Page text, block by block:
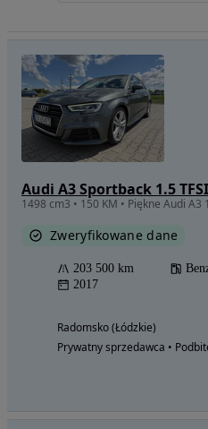
Audi A3 Sportback 1.5
1498 cm3 • 150 KM • Piękne Audi A3
Zweryfikowane dane
203 500 km
2017
Radomsko (Łódzkie)
Prywatny sprzedawca •